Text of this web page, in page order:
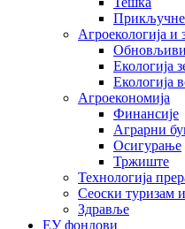
Агроекологија
Екологија
Екологија
Агроекономија
Финансије
Аграрни
Осигурање
Тржиште
Технологија
Сеоски туризам
Здравље
ЕУ фондови